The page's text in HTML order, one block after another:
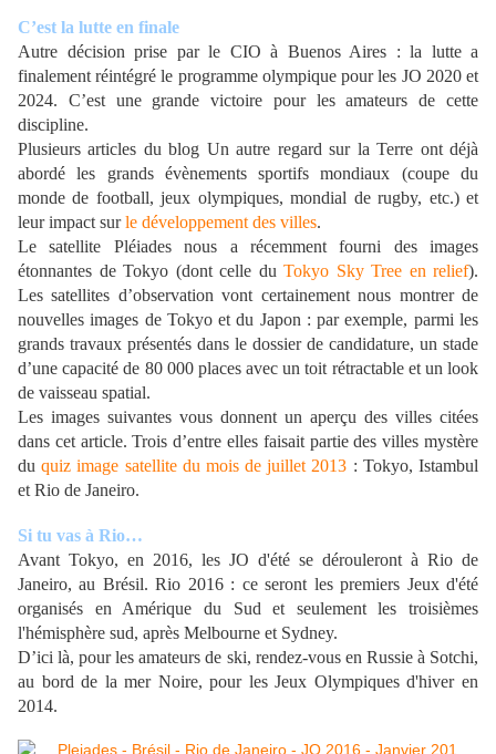
C’est la lutte en finale
Autre décision prise par le CIO à Buenos Aires : la lutte a
finalement réintégré le programme olympique pour les JO 2020 et
2024. C’est une grande victoire pour les amateurs de cette
discipline.
Plusieurs articles du blog Un autre regard sur la Terre ont déjà
abordé les grands évènements sportifs mondiaux (coupe du
monde de football, jeux olympiques, mondial de rugby, etc.) et
leur impact surle développement des villes.
Le satellite Pléiades nous a récemment fourni des images
étonnantes de Tokyo (dont celle du Tokyo Sky Tree en relief).
Les satellites d’observation vont certainement nous montrer de
nouvelles images de Tokyo et du Japon : par exemple, parmi les
grands travaux présentés dans le dossier de candidature, un stade
d’une capacité de 80 000 places avec un toit rétractable et un look
de vaisseau spatial.
Les images suivantes vous donnent un aperçu des villes citées
dans cet article. Trois d’entre elles faisait partie des villes mystère
duquiz image satellite du mois de juillet 2013 : Tokyo, Istambul
et Rio de Janeiro.
Si tu vas à Rio…
Avant Tokyo, en 2016, les JO d'été se dérouleront à Rio de
Janeiro, au Brésil. Rio 2016 : ce seront les premiers Jeux d'été
organisés en Amérique du Sud et seulement les troisièmes
l'hémisphère sud, après Melbourne et Sydney.
D’ici là, pour les amateurs de ski, rendez-vous en Russie à Sotchi,
au bord de la mer Noire, pour les Jeux Olympiques d'hiver en
2014.